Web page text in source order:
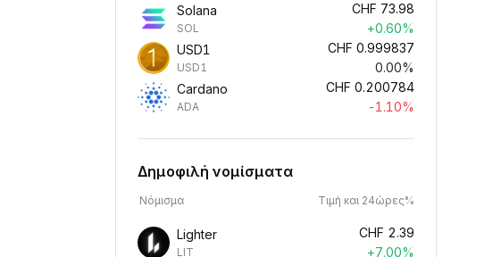
Solana
SOL
CHF 73.98
+0.60%
USD1
USD1
CHF 0.999837
0.00%
Cardano
ADA
CHF 0.200784
-1.10%
Δημοφιλή νομίσματα
Νόμισμα Τιμή και 24ώρες%
Lighter
LIT
CHF 2.39
+7.00%